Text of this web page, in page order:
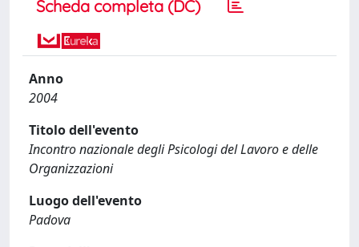
Scheda completa (DC)
Anno
2004
Titolo dell'evento
Incontro nazionale degli Psicologi del Lavoro e delle
Organizzazioni
Luogo dell'evento
Padova